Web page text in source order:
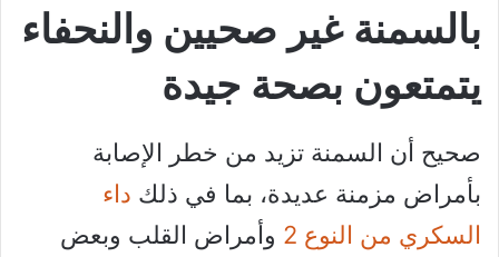
بالسمنة غير صحيين والنحفاء
يتمتعون بصحة جيدة
صحيح أن السمنة تزيد من خطر الإصابة
بأمراض مزمنة عديدة، بما في ذلك داء
السكري من النوع 2
وأمراض القلب وبعض